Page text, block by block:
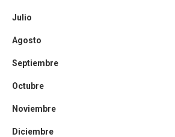
Julio
Agosto
Septiembre
Octubre
Noviembre
Diciembre